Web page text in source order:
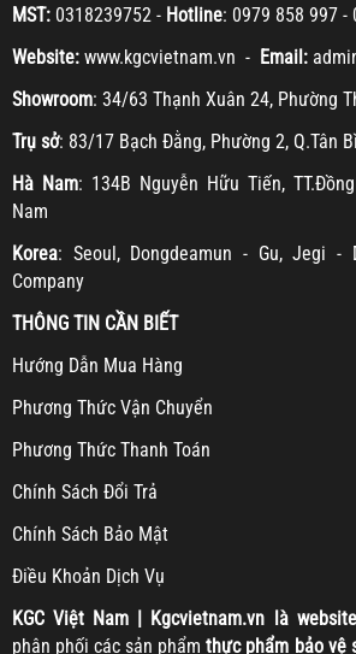
MST: 0318239752 - Hotline: 0979 858 997 -
Website: www.kgcvietnam.vn - Email:
Showroom: 34/63 Thạnh Xuân 24, Phường
Trụ sở: 83/17 Bạch Đằng, Phường 2, Q.Tân
Hà Nam: 134B Nguyễn Hữu Tiến,
Nam
Korea: Seoul, Dongdeamun - Gu, Jegi -
Company
THÔNG TIN CẦN BIẾT
Hướng Dẫn Mua Hàng
Phương Thức Vận Chuyển
Phương Thức Thanh Toán
Chính Sách Đổi Trả
Chính Sách Bảo Mật
Điều Khoản Dịch Vụ
KGCViệt Nam | Kgcvietnam.vn là
phân phối các sản phẩmthực phẩm bảo vệ